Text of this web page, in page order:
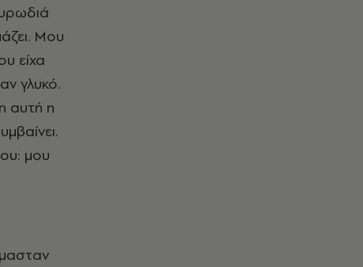
Μου
είχα
γλυκό.
αυτή η
μου